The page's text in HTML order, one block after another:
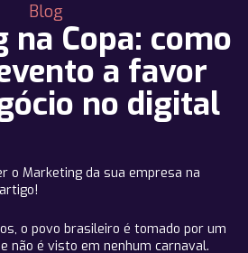
Blog
Copa: como
a favor
no digital
o Marketing da sua empresa na
o povo brasileiro é tomado por um
não é visto em nenhum carnaval.